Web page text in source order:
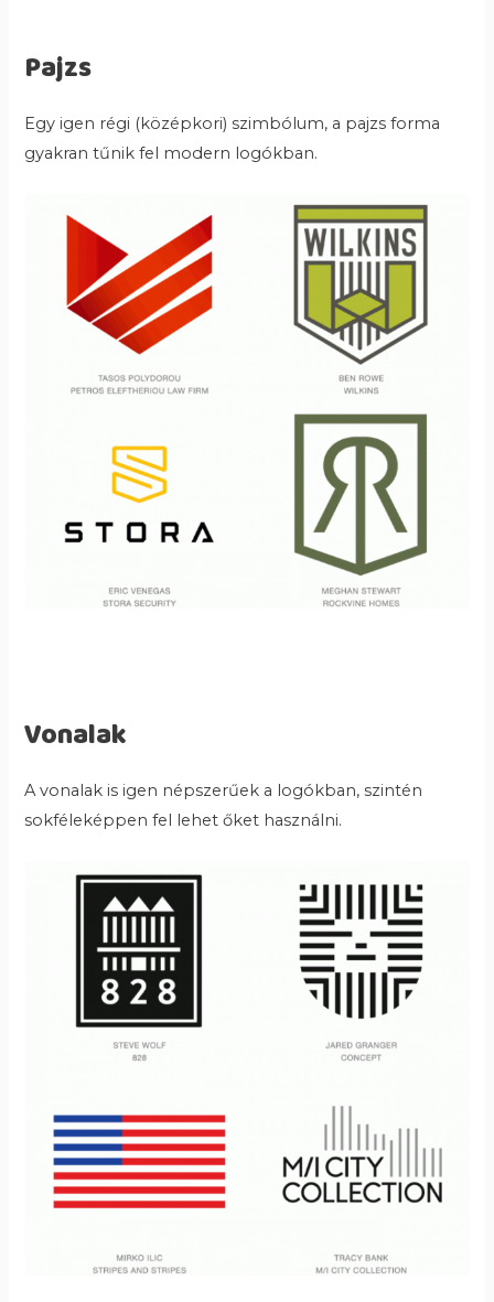
Pajzs
Egy igen régi (középkori) szimbólum, a pajzs forma
gyakran tűnik fel modern logókban.
Vonalak
A vonalak is igen népszerűek a logókban, szintén
sokféleképpen fel lehet őket használni.